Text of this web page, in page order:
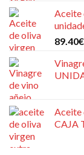
Aceite
89.40€
Aceite
CAJA